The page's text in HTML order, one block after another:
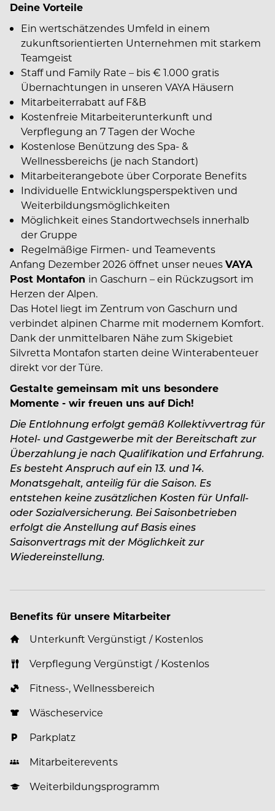
Deine Vorteile
Ein wertschätzendes Umfeld in einem
zukunftsorientierten Unternehmen mit starkem
Teamgeist
Staff und Family Rate – bis € 1.000 gratis
Übernachtungen in unseren VAYA Häusern
Mitarbeiterrabatt auf F&B
Kostenfreie Mitarbeiterunterkunft und
Verpflegung an 7 Tagen der Woche
Kostenlose Benützung des Spa- &
Wellnessbereichs (je nach Standort)
Mitarbeiterangebote über Corporate Benefits
Individuelle Entwicklungsperspektiven und
Weiterbildungsmöglichkeiten
Möglichkeit eines Standortwechsels innerhalb
der Gruppe
Regelmäßige Firmen- und Teamevents
Anfang Dezember 2026 öffnet unser neuesVAYA
Post Montafon in Gaschurn – ein Rückzugsort im
Herzen der Alpen.
Das Hotel liegt im Zentrum von Gaschurn und
verbindet alpinen Charme mit modernem Komfort.
Dank der unmittelbaren Nähe zum Skigebiet
Silvretta Montafon starten deine Winterabenteuer
direkt vor der Türe.
Gestalte gemeinsam mit uns besondere
Momente - wir freuen uns auf Dich!
Die Entlohnung erfolgt gemäß Kollektivvertrag für
Hotel- und Gastgewerbe mit der Bereitschaft zur
Überzahlung je nach Qualifikation und Erfahrung.
Es besteht Anspruch auf ein 13. und 14.
Monatsgehalt, anteilig für die Saison. Es
entstehen keine zusätzlichen Kosten für Unfall-
oder Sozialversicherung. Bei Saisonbetrieben
erfolgt die Anstellung auf Basis eines
Saisonvertrags mit der Möglichkeit zur
Wiedereinstellung.
Benefits für unsere Mitarbeiter
Unterkunft Vergünstigt / Kostenlos
Verpflegung Vergünstigt / Kostenlos
Fitness-, Wellnessbereich
Wäscheservice
Parkplatz
Mitarbeiterevents
Weiterbildungsprogramm